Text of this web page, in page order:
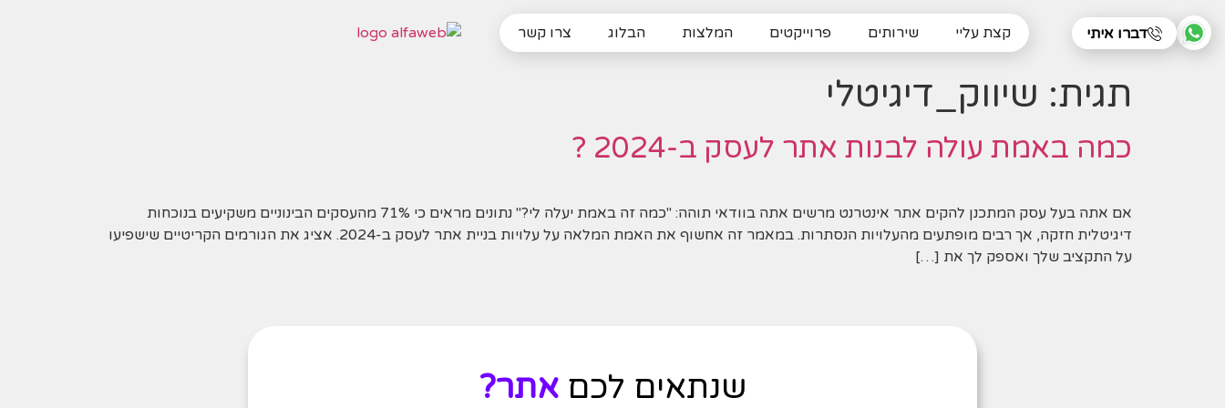
דברו איתי קצת עליי שירותים פרוייקטים המלצות הבלוג צרו קשר
תגית: שיווק_דיגיטלי
כמה באמת עולה לבנות אתר לעסק ב-2024 ?
אם אתה בעל עסק המתכנן להקים אתר אינטרנט מרשים אתה בוודאי תוהה: "כמה זה באמת יעלה לי?" נתונים מראים כי 71% מהעסקים הבינוניים משקיעים בנוכחות
דיגיטלית חזקה, אך רבים מופתעים מהעלויות הנסתרות. במאמר זה אחשוף את האמת המלאה על עלויות בניית אתר לעסק ב-2024. אציג את הגורמים הקריטיים שישפיעו
על התקציב שלך ואספק לך את […]
שנתאים לכםאתר?